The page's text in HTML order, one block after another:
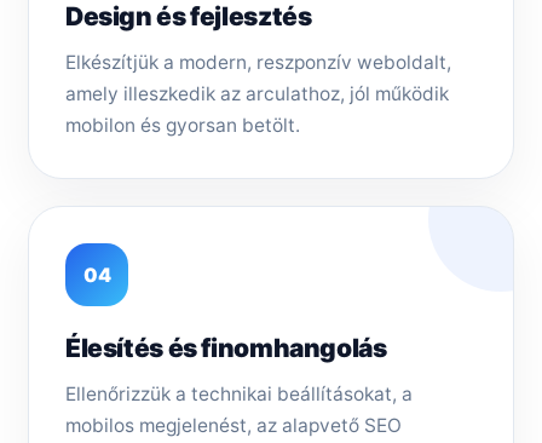
Design és fejlesztés
Elkészítjük a modern, reszponzív weboldalt,
amely illeszkedik az arculathoz, jól működik
mobilon és gyorsan betölt.
04
Élesítés és finomhangolás
Ellenőrizzük a technikai beállításokat, a
mobilos megjelenést, az alapvető SEO